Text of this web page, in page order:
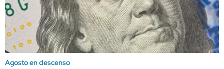
Agosto en descenso